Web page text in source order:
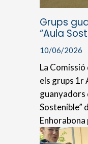
Grups
“Aula
10/06/2026
La
els grups 1r
guanyadors
Sostenible”